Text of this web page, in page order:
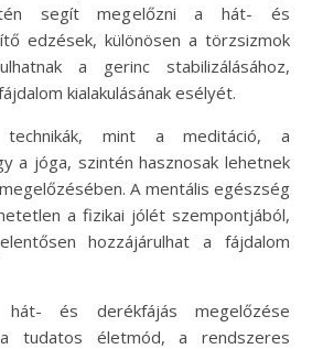
segít megelőzni a hát- és
edzések, különösen a törzsizmok
a gerinc stabilizálásához,
kialakulásának esélyét.
technikák, mint a meditáció, a
a jóga, szintén hasznosak lehetnek
A mentális egészség
a fizikai jólét szempontjából,
hozzájárulhat a fájdalom
hát- és derékfájás megelőzése
tudatos életmód, a rendszeres